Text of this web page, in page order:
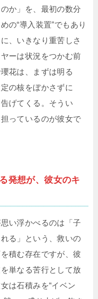
か」を、最初の数分
の“導入装置”でもあり
、いきなり重苦しさ
ーは状況をつかむ前
花は、まずは明る
の核をぼかさずに
げてくる。そうい
っているのが彼女で
発想が、彼女のキ
い浮かべるのは「子
る」という、救いの
積む存在ですが、彼
単なる苦行として放
は石積みを“イベン